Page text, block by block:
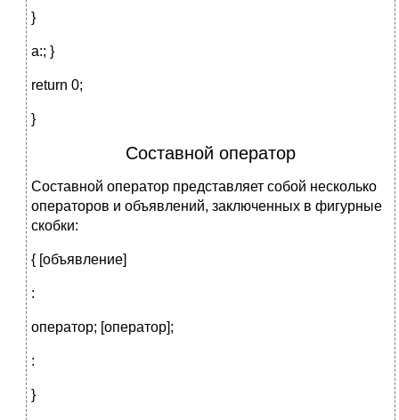
}
a:; }
return 0;
}
Составной оператор
Составной оператор представляет собой несколько
операторов и объявлений, заключенных в фигурные
скобки:
{ [oбъявление]
:
оператор; [оператор];
:
}